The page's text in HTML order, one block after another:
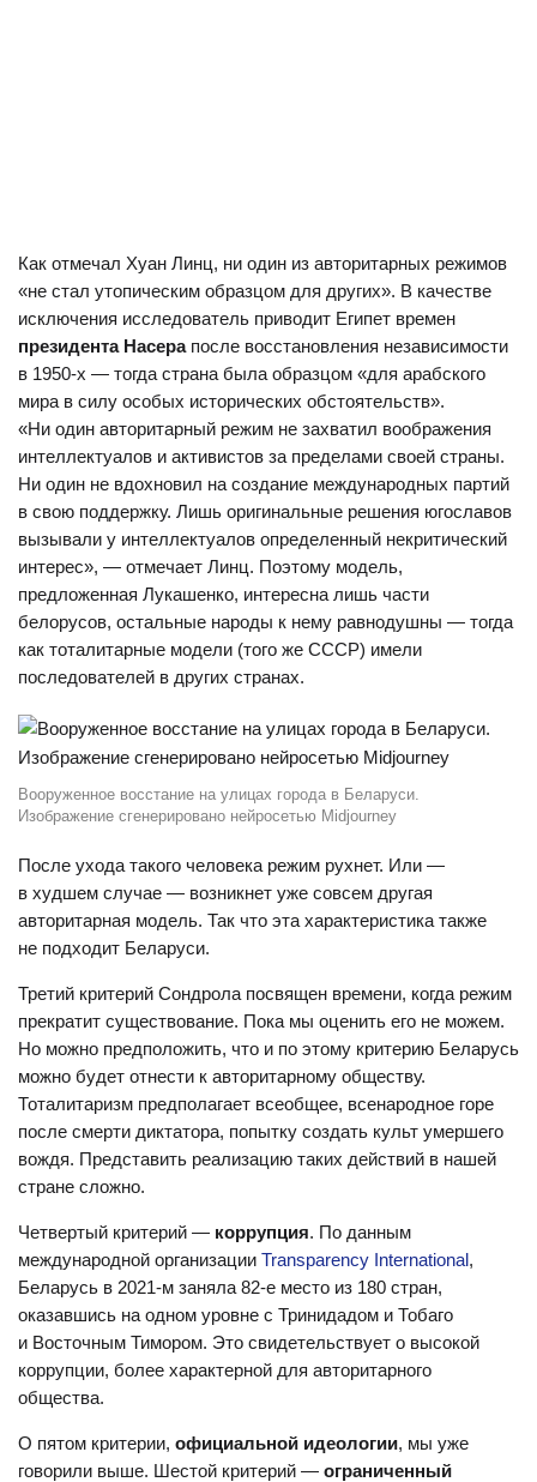
Как отмечал Хуан Линц, ни один из авторитарных режимов
«не стал утопическим образцом для других». В качестве
исключения исследователь приводит Египет времен
президента Насерапосле восстановления независимости
в 1950-х — тогда страна была образцом «для арабского
мира в силу особых исторических обстоятельств».
«Ни один авторитарный режим не захватил воображения
интеллектуалов и активистов за пределами своей страны.
Ни один не вдохновил на создание международных партий
в свою поддержку. Лишь оригинальные решения югославов
вызывали у интеллектуалов определенный некритический
интерес», — отмечает Линц. Поэтому модель,
предложенная Лукашенко, интересна лишь части
белорусов, остальные народы к нему равнодушны — тогда
как тоталитарные модели (того же СССР) имели
последователей в других странах.
Вооруженное восстание на улицах города в Беларуси.
Изображение сгенерировано нейросетью Midjourney
После ухода такого человека режим рухнет. Или —
в худшем случае — возникнет уже совсем другая
авторитарная модель. Так что эта характеристика также
не подходит Беларуси.
Третий критерий Сондрола посвящен времени, когда режим
прекратит существование. Пока мы оценить его не можем.
Но можно предположить, что и по этому критерию Беларусь
можно будет отнести к авторитарному обществу.
Тоталитаризм предполагает всеобщее, всенародное горе
после смерти диктатора, попытку создать культ умершего
вождя. Представить реализацию таких действий в нашей
стране сложно.
Четвертый критерий — коррупция. По данным
международной организации Transparency International,
Беларусь в 2021-м заняла 82-е место из 180 стран,
оказавшись на одном уровне с Тринидадом и Тобаго
и Восточным Тимором. Это свидетельствует о высокой
коррупции, более характерной для авторитарного
общества.
О пятом критерии, официальной идеологии, мы уже
говорили выше. Шестой критерий — ограниченный